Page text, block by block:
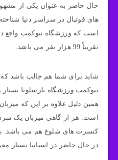
حال حاضر به عنوان یکی از
های فوتبال در سراسر دنیا
است که ورزشگاه نیوکمپ واقع
تقریباً 99 هزار نفر می‌ باشد.
شاید برای شما هم جالب باشد که
نیوکمپ ورزشگاه بارسلونا
همین دلیل علاوه بر این که
است. هر از گاهی میزبان یک سری
کنسرت‌ های شلوغ هم می‌ باشد.
در حال حاضر در اسپانیا بسیار